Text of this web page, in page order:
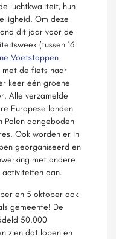
luchtkwaliteit, hun
Om deze
dit jaar voor de
(tussen 16
Voetstappen
met de fiets naar
keer één groene
Alle verzamelde
Europese landen
Polen aangeboden
Ook worden er in
georganiseerd en
met andere
activiteiten aan.
en 5 oktober ook
gemeente! De
50.000
zien dat lopen en